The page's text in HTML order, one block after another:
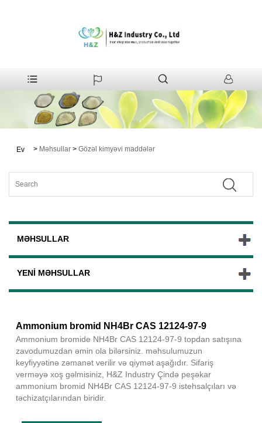
Ev > Məhsullar > Gözəl kimyəvi maddələr
MƏHSULLAR
YENI MƏHSULLAR
Ammonium bromid NH4Br CAS 12124-97-9
Ammonium bromide NH4Br CAS 12124-97-9 topdan satışına
zavodumuzdan əmin ola bilərsiniz. məhsulumuzun
keyfiyyətinə zəmanət verilir və qiymət aşağıdır. Sifariş
verməyə xoş gəlmisiniz, H&Z Industry Çində peşəkar
ammonium bromid NH4Br CAS 12124-97-9 istehsalçıları və
təchizatçılarından biridir.